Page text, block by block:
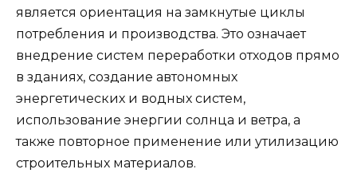
является ориентация на замкнутые циклы
потребления и производства. Это означает
внедрение систем переработки отходов прямо
в зданиях, создание автономных
энергетических и водных систем,
использование энергии солнца и ветра, а
также повторное применение или утилизацию
строительных материалов.